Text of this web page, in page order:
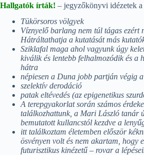
Hallgatók írták! – jegyzőkönyvi idézetek
Tükörsoros völgyek
Víznyelő barlang nem túl tágas ezért
Hátráltathatja a kutatását más
Sziklafal maga ahol vagyunk úgy
kiválik és lentebb felhalmozódik és a
hátra
népiesen a Duna jobb partján végig
szelektív derodáció
patak eltévedés (az epigenetikus
A terepgyakorlat során számos
találkozhattunk, a Mari László tanár
bemutatott kullancstól kezdve a
itt találkoztam életemben először
ösvényen volt és nem akartam, hogy
futurisztikus kinézetű – rovar a